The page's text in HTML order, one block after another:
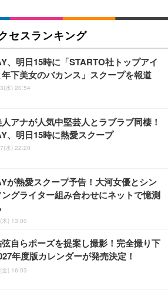
セスランキング
、明日15時に「STARTO社トップアイ
年下美女のバカンス」スクープを報道
水) 20:54
アナが人気中堅芸人とラブラブ同棲！
、明日15時に熱愛スクープ
水) 22:20
が熱愛スクープ予告！大河女優とシン
ングライター組み合わせにネットで憶測
) 13:00
自らポーズを提案し撮影！完全撮り下
年度版カレンダーが発売決定！
) 16:03